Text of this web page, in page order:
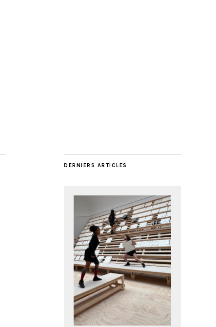
DERNIERS ARTICLES